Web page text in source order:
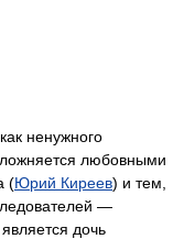
ненужного
любовными
(Юрий Киреев) и тем,
—
дочь